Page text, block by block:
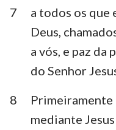
7
a todos os que
Deus,
a vós, e paz da
do Senhor
8
Primeiramente
mediante